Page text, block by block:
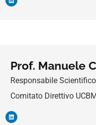
Prof. Manuele
Responsabile Scientifico
Comitato Direttivo